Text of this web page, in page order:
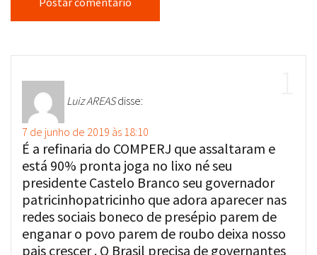
7 de junho de 2019 às 18:10
É a refinaria do COMPERJ que assaltaram e
está 90% pronta joga no lixo né seu
presidente Castelo Branco seu governador
patricinhopatricinho que adora aparecer nas
redes sociais boneco de presépio parem de
enganar o povo parem de roubo deixa nosso
pais crescer . O Brasil precisa de governantes
nao de bonecos de presépio